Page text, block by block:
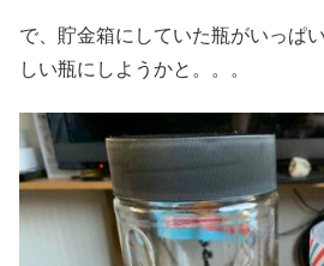
で、貯金箱にしていた瓶がいっぱ
しい瓶にしようかと。。。